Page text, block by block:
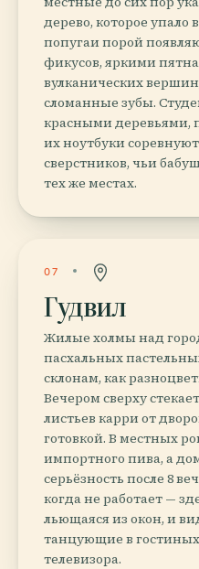
дерево, которое упало
попугаи порой
фикусов, яркими
вулканических
сломанные зубы.
красными деревьями,
их ноутбуки
сверстников, чьи
тех же местах.
07
Гудвил
Жилые холмы над
пасхальных
склонам, как
Вечером сверху
листьев карри от
готовкой. В местных
импортного пива, а
серьёзность после 8
когда не работает —
льющаяся из окон, и
танцующие в
телевизора.